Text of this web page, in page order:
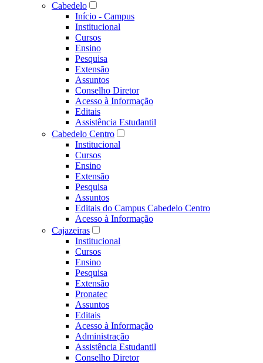
Cabedelo
Início - Campus
Institucional
Cursos
Ensino
Pesquisa
Extensão
Assuntos
Conselho Diretor
Acesso à Informação
Editais
Assistência Estudantil
Cabedelo Centro
Institucional
Cursos
Ensino
Extensão
Pesquisa
Assuntos
Editais do Campus Cabedelo Centro
Acesso à Informação
Cajazeiras
Institucional
Cursos
Ensino
Pesquisa
Extensão
Pronatec
Assuntos
Editais
Acesso à Informação
Administração
Assistência Estudantil
Conselho Diretor